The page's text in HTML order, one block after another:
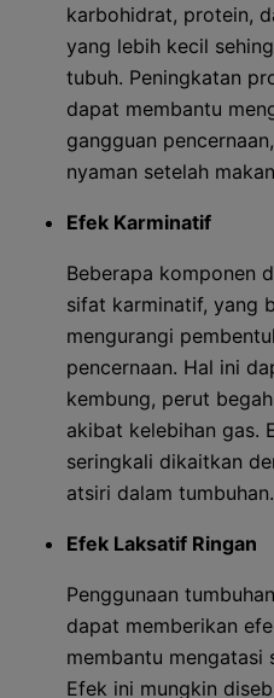
karbohidrat, protein,
yang lebih kecil
tubuh. Peningkatan
dapat membantu
gangguan
nyaman setelah
Efek Karminatif
Beberapa komponen
sifat karminatif, yang
mengurangi
pencernaan. Hal ini
kembung, perut
akibat kelebihan gas.
seringkali dikaitkan
atsiri dalam tumbuhan.
Efek Laksatif Ringan
Penggunaan
dapat memberikan
membantu mengatasi
Efek ini mungkin